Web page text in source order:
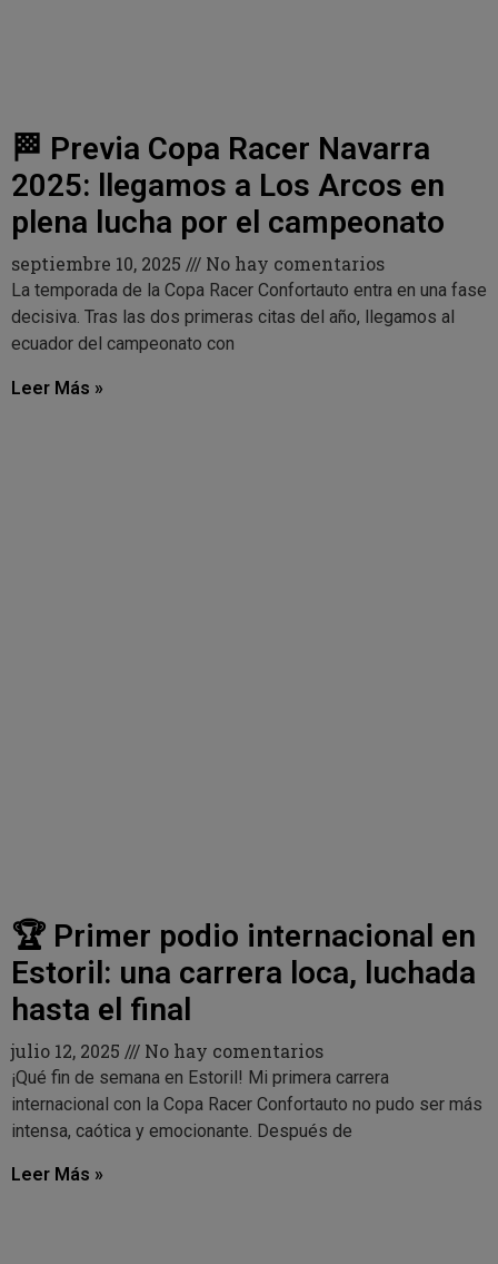
🏁 Previa Copa Racer Navarra
2025: llegamos a Los Arcos en
plena lucha por el campeonato
septiembre 10, 2025 No hay comentarios
La temporada de la Copa Racer Confortauto entra en una fase
decisiva. Tras las dos primeras citas del año, llegamos al
ecuador del campeonato con
Leer Más »
🏆 Primer podio internacional en
Estoril: una carrera loca, luchada
hasta el final
julio 12, 2025 No hay comentarios
¡Qué fin de semana en Estoril! Mi primera carrera
internacional con la Copa Racer Confortauto no pudo ser más
intensa, caótica y emocionante. Después de
Leer Más »